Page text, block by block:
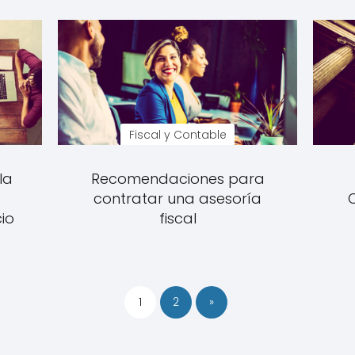
Fiscal y Contable
Recomendaciones para
contratar una asesoría
fiscal
1 2 »